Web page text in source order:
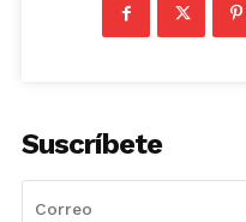
Suscríbete